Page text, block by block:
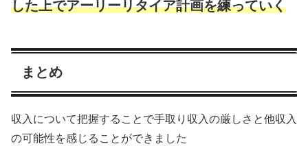
した上でアーリーリタイア計画を練っていく
まとめ
収入について把握することで手取り収入の厳しさと他収入
の可能性を感じることができました